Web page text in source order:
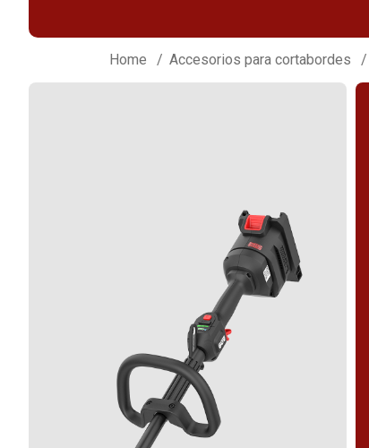
Home Accesorios para cortabordes